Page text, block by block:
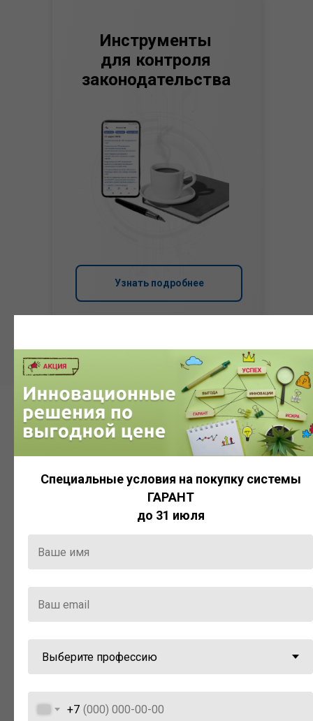
Узнать подробнее
Инструменты
для контроля
законодательства
Компания «Гарант» стала
победителем премии «Время
Система
ГАРАНТ
Актуальная правовая информация
и инструменты для максимально
эффективной работы с ней.
Специальные условия на покупку системы
ГАРАНТ
до 31 июля
+7